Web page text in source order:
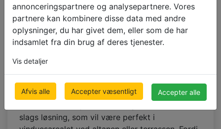
annonceringspartnere og analysepartnere. Vores
partnere kan kombinere disse data med andre
oplysninger, du har givet dem, eller som de har
indsamlet fra din brug af deres tjenester.
Vis detaljer
Afvis alle Accepter væsentligt Accepter alle
Bambuspersienne til
altandøre– en unik
kombination af
praktiske og æstetiske
funktioner
slags løsning, som vil være perfekt i